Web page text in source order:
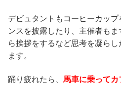
デビュタントもコーヒーカッ
ンスを披露したり、主催者も
ら挨拶をするなど思考を凝ら
ます。
踊り疲れたら、 馬車に乗ってカ